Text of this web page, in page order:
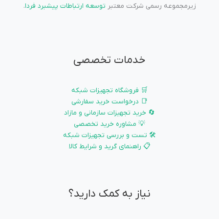
زیرمجموعه رسمی شرکت معتبر توسعه ارتباطات پیشبرد فردا.
خدمات تخصصی
🛒 فروشگاه تجهیزات شبکه
📑 درخواست خرید سفارشی
🔄 خرید تجهیزات سازمانی و مازاد
💡 مشاوره خرید تخصصی
🛠️ تست و بررسی تجهیزات شبکه
📋 راهنمای گرید و شرایط کالا
نیاز به کمک دارید؟